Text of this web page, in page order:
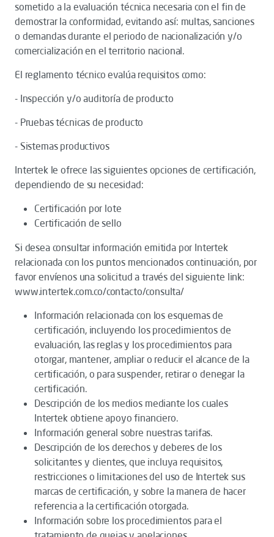
sometido a la evaluación técnica necesaria con el fin de
demostrar la conformidad, evitando así: multas, sanciones
o demandas durante el periodo de nacionalización y/o
comercialización en el territorio nacional.
El reglamento técnico evalúa requisitos como:
- Inspección y/o auditoría de producto
- Pruebas técnicas de producto
- Sistemas productivos
Intertek le ofrece las siguientes opciones de certificación,
dependiendo de su necesidad:
Certificación por lote
Certificación de sello
Si desea consultar información emitida por Intertek
relacionada con los puntos mencionados continuación, por
favor envíenos una solicitud a través del siguiente link:
www.intertek.com.co/contacto/consulta/
Información relacionada con los esquemas de
certificación, incluyendo los procedimientos de
evaluación, las reglas y los procedimientos para
otorgar, mantener, ampliar o reducir el alcance de la
certificación, o para suspender, retirar o denegar la
certificación.
Descripción de los medios mediante los cuales
Intertek obtiene apoyo financiero.
Información general sobre nuestras tarifas.
Descripción de los derechos y deberes de los
solicitantes y clientes, que incluya requisitos,
restricciones o limitaciones del uso de Intertek sus
marcas de certificación, y sobre la manera de hacer
referencia a la certificación otorgada.
Información sobre los procedimientos para el